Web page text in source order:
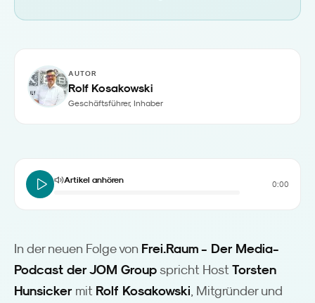
AUTOR
Rolf Kosakowski
Geschäftsführer, Inhaber
Artikel anhören 0:00
In der neuen Folge von Frei.Raum - Der Media-
Podcast der JOM Group spricht Host Torsten
Hunsicker mit Rolf Kosakowski, Mitgründer und